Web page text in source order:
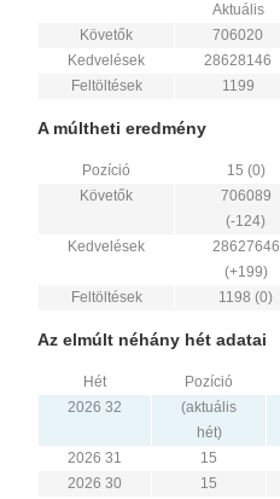
Aktuális
Követők
706020
Kedvelések
28628146
Feltöltések
1199
A múltheti eredmény
Pozíció
15 (0)
Követők
706089
(-124)
Kedvelések
28627646
(+199)
Feltöltések
1198 (0)
Az elmúlt néhány hét adatai
Hét Pozíció
2026 32
(aktuális
hét)
2026 31 15
2026 30
15